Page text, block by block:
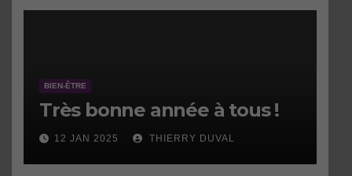
BIEN-ÊTRE
Très bonne année à tous !
12 JAN 2025 THIERRY DUVAL